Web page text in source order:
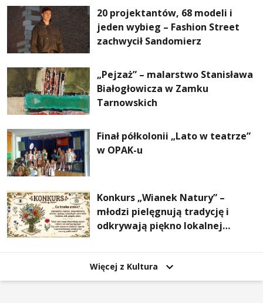
najważniejsza
20 projektantów, 68 modeli i
jeden wybieg – Fashion Street
zachwycił Sandomierz
„Pejzaż” – malarstwo Stanisława
Białogłowicza w Zamku
Tarnowskich
Finał półkolonii „Lato w teatrze”
w OPAK-u
Konkurs „Wianek Natury” –
młodzi pielęgnują tradycję i
odkrywają piękno lokalnej
Więcej z Kultura